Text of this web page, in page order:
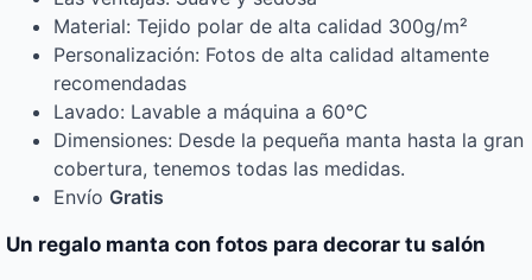
Material: Tejido polar de alta calidad 300g/m²
Personalización: Fotos de alta calidad altamente
recomendadas
Lavado: Lavable a máquina a 60°C
Dimensiones: Desde la pequeña manta hasta la gran
cobertura, tenemos todas las medidas.
Envío Gratis
Un regalo manta con fotos para decorar tu salón